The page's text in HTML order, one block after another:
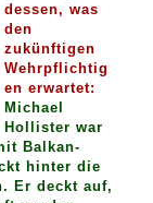
dessen, was
den
zukünftigen
Wehrpflichtig
en erwartet:
Michael
Hollister war
Balkan-
hinter die
Er deckt auf,